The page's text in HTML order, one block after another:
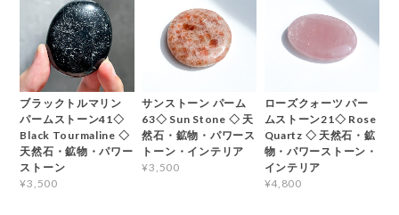
ブラックトルマリン
パームストーン41◇
Black Tourmaline ◇
天然石・鉱物・パワー
ストーン
¥3,500
サンストーン パーム
63◇ Sun Stone ◇ 天
然石・鉱物・パワース
トーン・インテリア
¥3,500
ローズクォーツ パー
ムストーン21◇ Rose
Quartz ◇ 天然石・鉱
物・パワーストーン・
インテリア
¥4,800